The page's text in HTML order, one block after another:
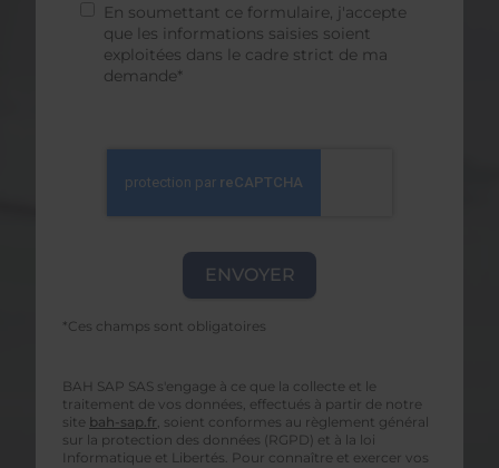
En soumettant ce formulaire, j'accepte
que les informations saisies soient
exploitées dans le cadre strict de ma
demande*
*Ces champs sont obligatoires
BAH SAP SAS s'engage à ce que la collecte et le
traitement de vos données, effectués à partir de notre
site bah-sap.fr , soient conformes au règlement général
sur la protection des données (RGPD) et à la loi
Informatique et Libertés. Pour connaître et exercer vos